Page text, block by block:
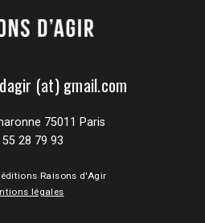
(at) gmail.com
75011 Paris
28 79 93
éditions Raisons d'Agir
légales